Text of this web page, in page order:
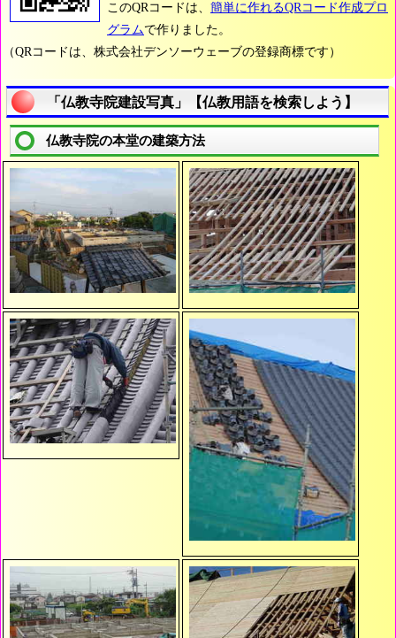
このQRコードは、 簡単に作れるQRコード作成プロ
グラムで作りました。
（QRコードは、株式会社デンソーウェーブの登録商標です）
「仏教寺院建設写真」【仏教用語を検索しよう】
仏教寺院の本堂の建築方法